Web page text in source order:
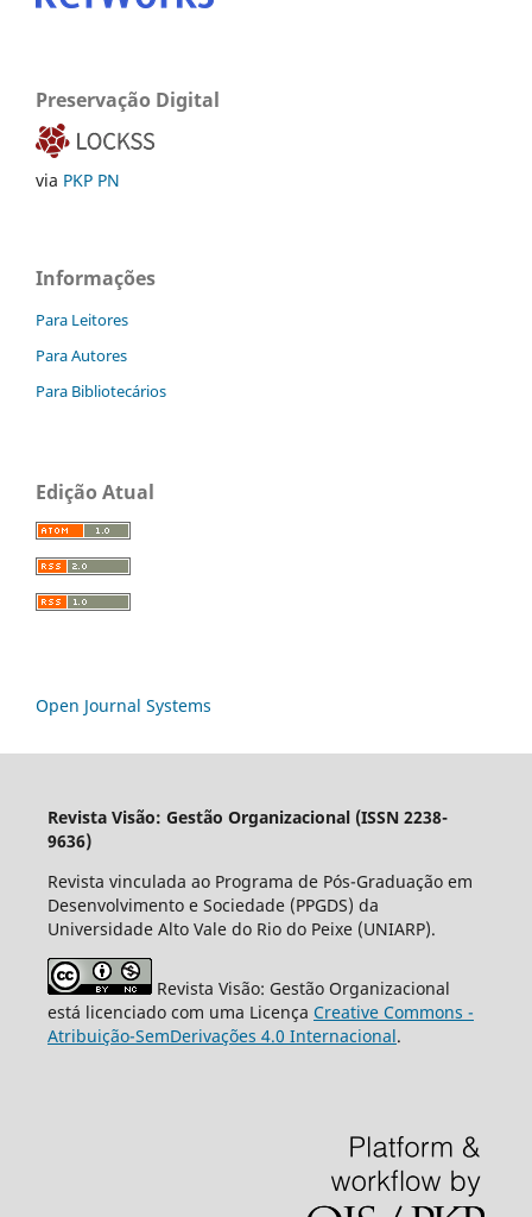
Preservação Digital
via PKP PN
Informações
Para Leitores
Para Autores
Para Bibliotecários
Edição Atual
Open Journal Systems
Revista Visão: Gestão Organizacional (ISSN 2238-
9636)
Revista vinculada ao Programa de Pós-Graduação em
Desenvolvimento e Sociedade (PPGDS) da
Universidade Alto Vale do Rio do Peixe (UNIARP).
Revista Visão: Gestão Organizacional
está licenciado com uma Licença Creative Commons -
Atribuição-SemDerivações 4.0 Internacional.